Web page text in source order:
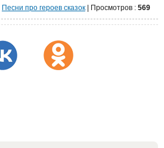
Песни про героев сказок Просмотров : 569